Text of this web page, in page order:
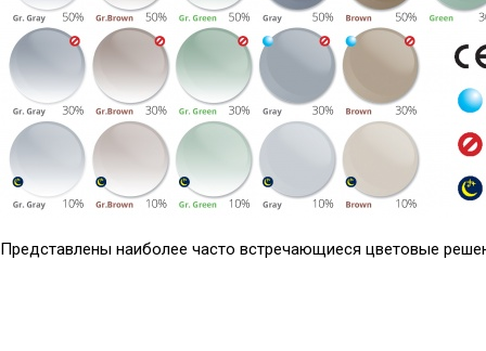
Представлены наиболее часто встречающиеся цветовые